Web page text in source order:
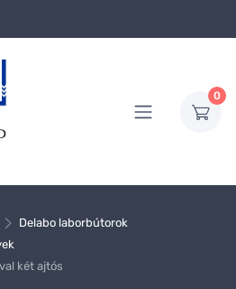
0
Delabo laborbútorok
két ajtós